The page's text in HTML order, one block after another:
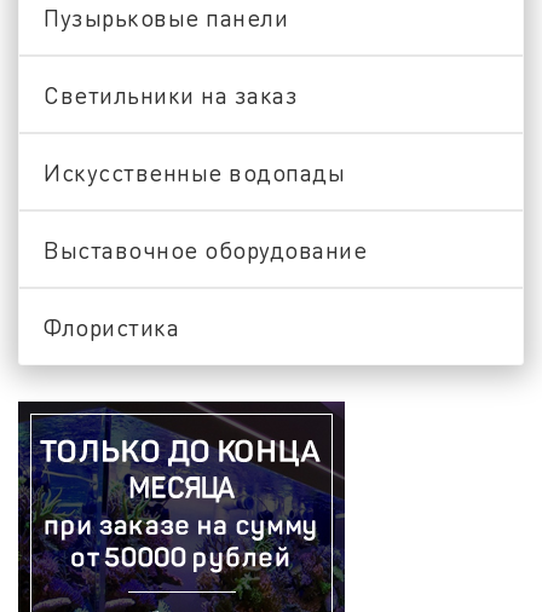
Пузырьковые панели
Светильники на заказ
Искусственные водопады
Выставочное оборудование
Флористика